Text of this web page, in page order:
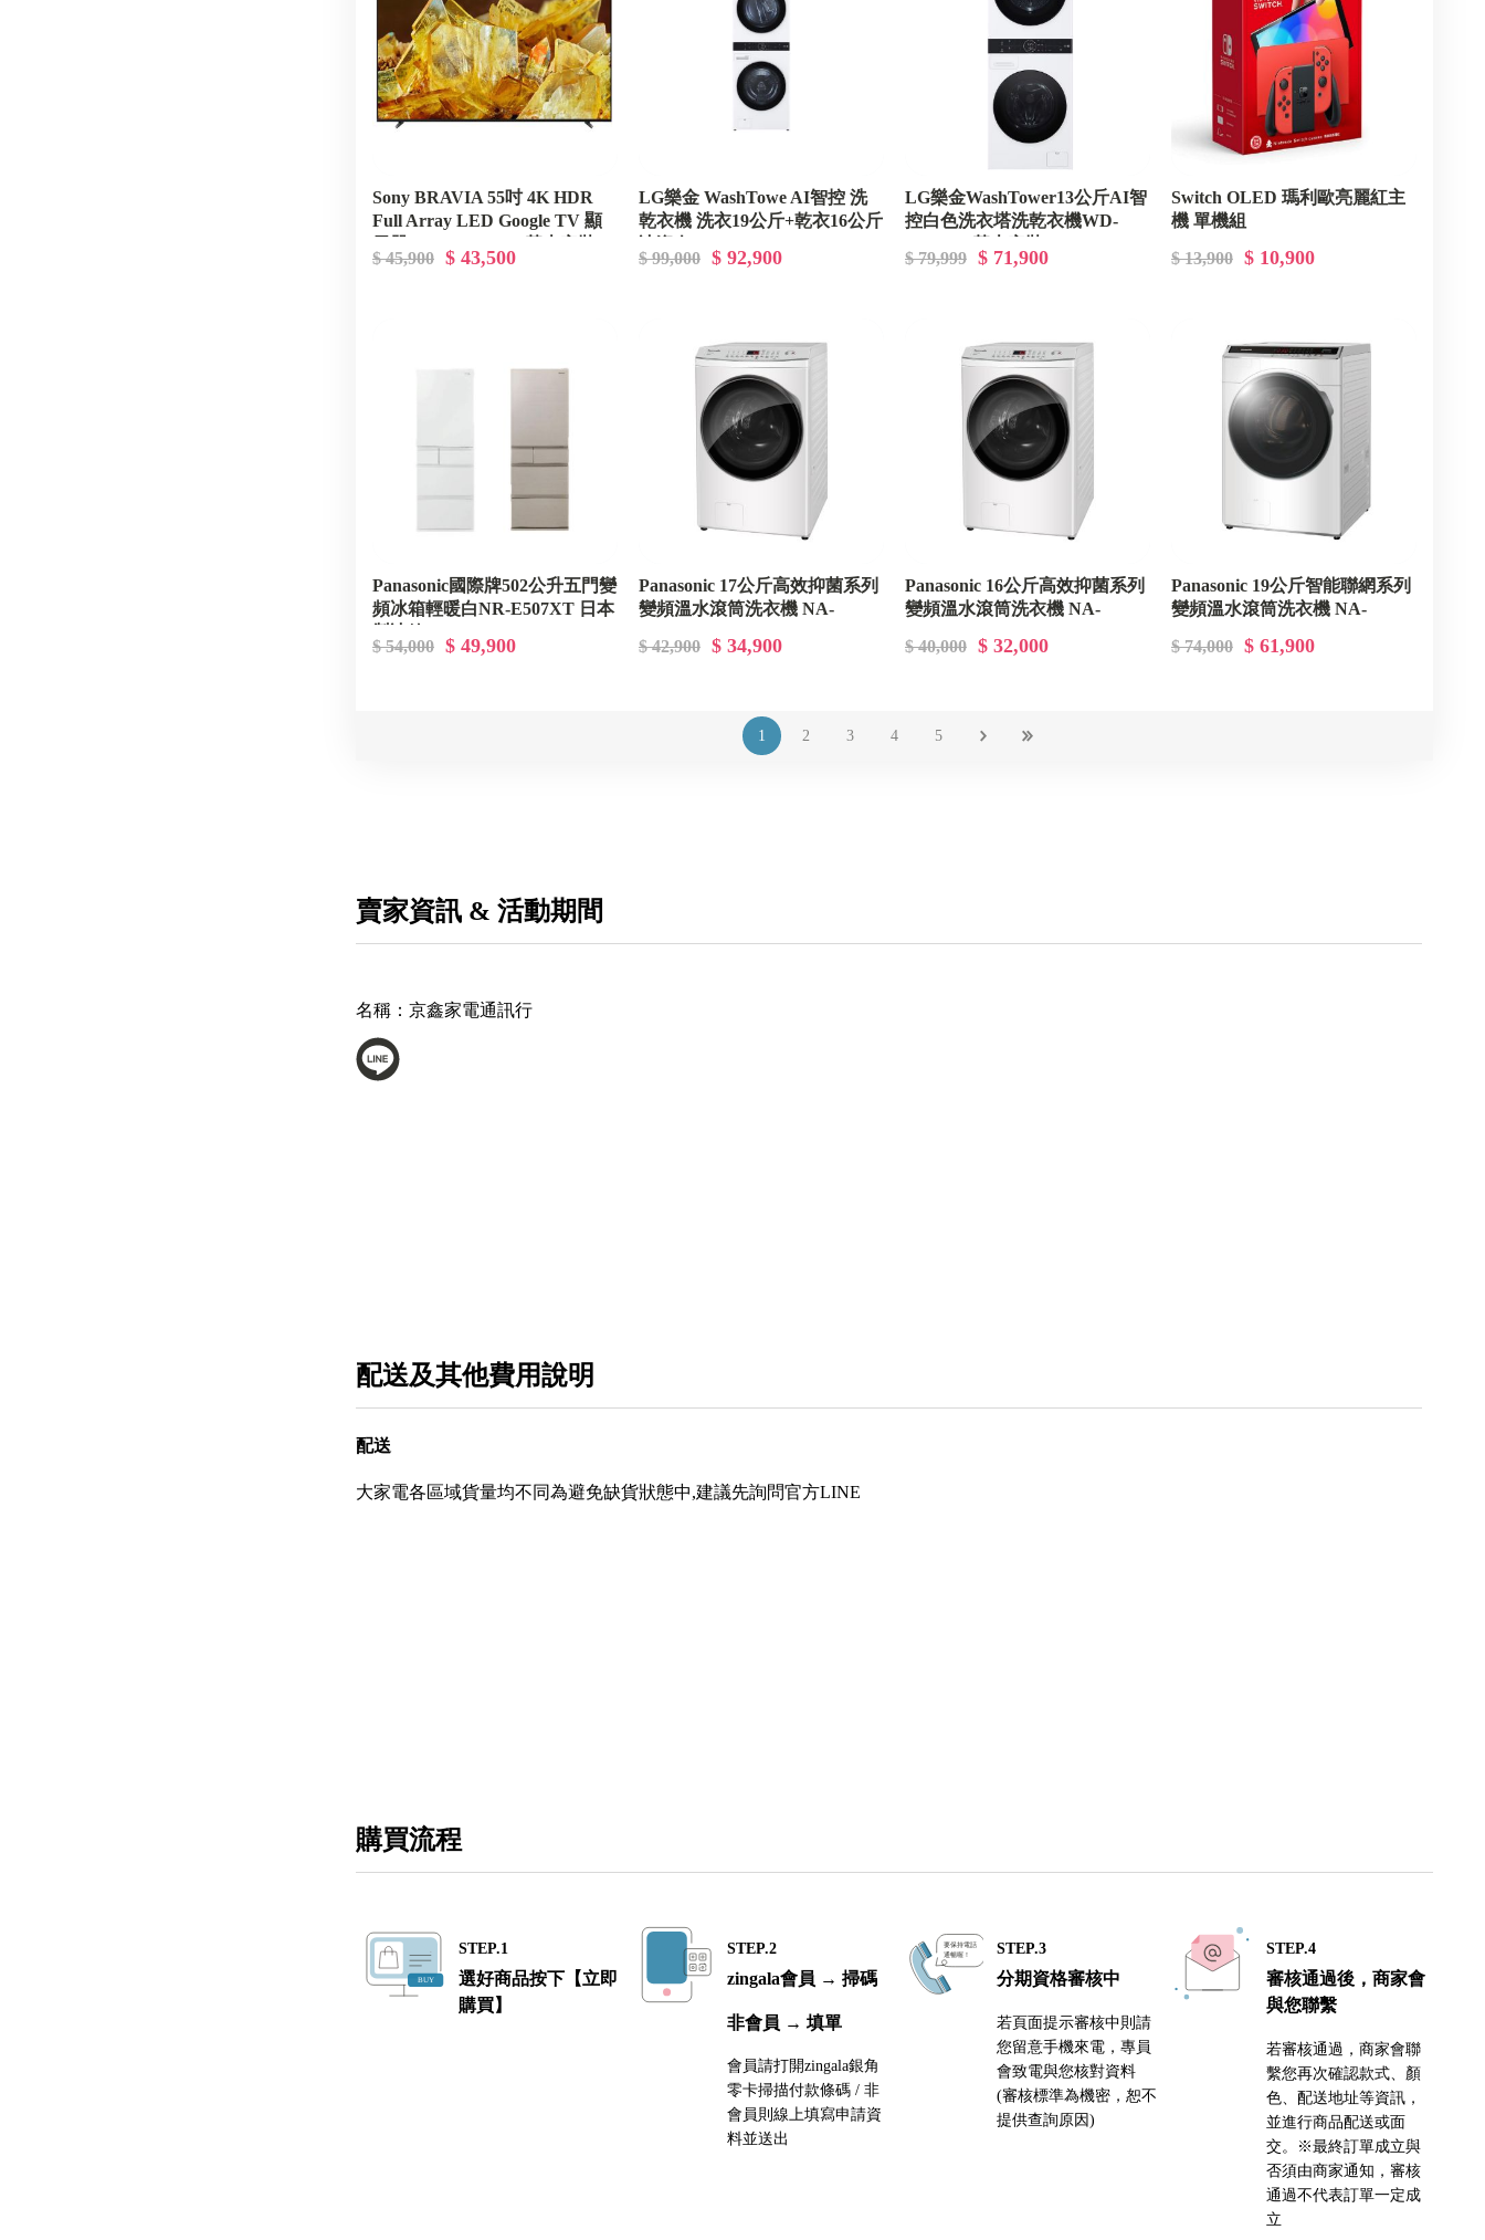
Sony BRAVIA 55吋 4K HDR
Full Array LED Google TV 顯
$ 45,900 $ 43,500
LG樂金 WashTowe AI智控 洗
乾衣機 洗衣19公斤+乾衣16公斤
$ 99,000 $ 92,900
LG樂金WashTower13公斤AI智
控白色洗衣塔洗乾衣機WD-
$ 79,999 $ 71,900
Switch OLED 瑪利歐亮麗紅主
機 單機組
$ 13,900 $ 10,900
Panasonic國際牌502公升五門變
頻冰箱輕暖白NR-E507XT 日本
$ 54,000 $ 49,900
Panasonic 17公斤高效抑菌系列
變頻溫水滾筒洗衣機 NA-
$ 42,900 $ 34,900
Panasonic 16公斤高效抑菌系列
變頻溫水滾筒洗衣機 NA-
$ 40,000 $ 32,000
Panasonic 19公斤智能聯網系列
變頻溫水滾筒洗衣機 NA-
$ 74,000 $ 61,900
1 2 3 4 5
賣家資訊 & 活動期間
名稱： 京鑫家電通訊行
配送及其他費用說明
配送
大家電各區域貨量均不同為避免缺貨狀態中,建議先詢問官方LINE
購買流程
STEP.1
選好商品按下【立即
購買】
STEP.2
zingala會員 → 掃碼
非會員 → 填單
會員請打開zingala銀角
零卡掃描付款條碼 / 非
會員則線上填寫申請資
料並送出
STEP.3
分期資格審核中
若頁面提示審核中則請
您留意手機來電，專員
會致電與您核對資料
(審核標準為機密，恕不
提供查詢原因)
STEP.4
審核通過後，商家會
與您聯繫
若審核通過，商家會聯
繫您再次確認款式、顏
色、配送地址等資訊，
並進行商品配送或面
交。※最終訂單成立與
否須由商家通知，審核
通過不代表訂單一定成
立